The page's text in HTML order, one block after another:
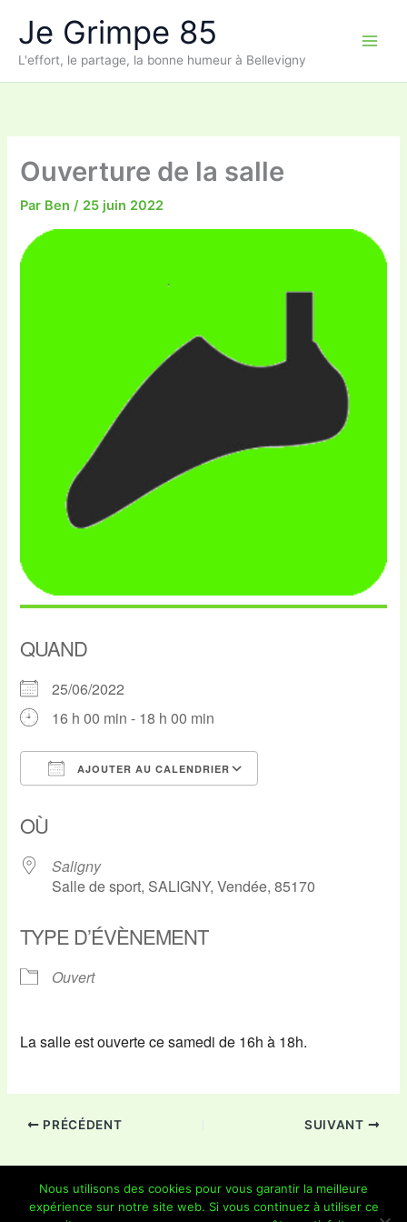
contenu
Je Grimpe 85
L'effort, le partage, la bonne humeur à Bellevigny
Ouverture de la salle
Par Ben/ 25 juin 2022
QUAND
25/06/2022
16 h 00 min - 18 h 00 min
AJOUTER AU CALENDRIER
OÙ
Saligny
Salle de sport, SALIGNY, Vendée, 85170
TYPE D’ÉVÈNEMENT
Ouvert
La salle est ouverte ce samedi de 16h à 18h.
PRÉCÉDENT SUIVANT
Nous utilisons des cookies pour vous garantir la meilleure
expérience sur notre site web. Si vous continuez à utiliser ce